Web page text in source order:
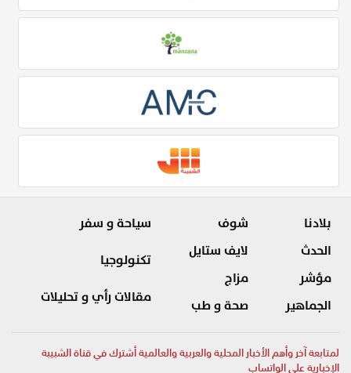
بلادنا
الحدث
مؤشر
الجماهير
شوف
لايف ستايل
مزاج
صحة و طب
سياحة و سفر
تكنولوجيا
مقالات رأي و تحليلات
لمتابعة آخر وأهم الأخبار المحلية والعربية والعالمية أشترك في قناة الشبيبة
الإخبارية على الواتساب